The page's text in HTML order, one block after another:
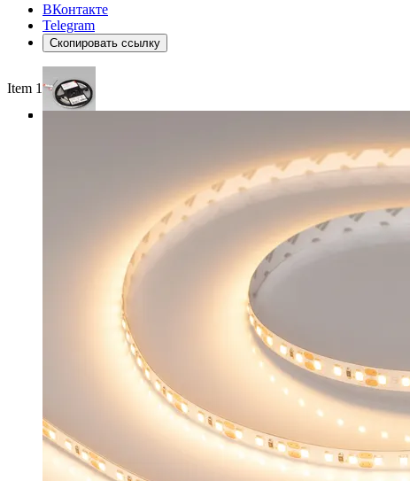
ВКонтакте
Telegram
Скопировать ссылку
Item 1 of 4